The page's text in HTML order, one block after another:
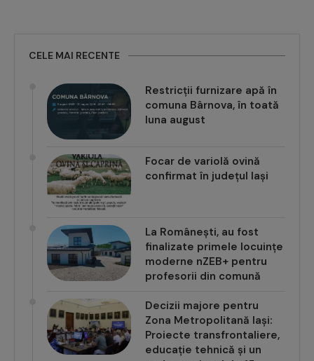
CELE MAI RECENTE
Restricții furnizare apă în
comuna Bârnova, în toată
luna august
Focar de variolă ovină
confirmat în județul Iași
La Românești, au fost
finalizate primele locuințe
moderne nZEB+ pentru
profesorii din comună
Decizii majore pentru
Zona Metropolitană Iași:
Proiecte transfrontaliere,
educație tehnică și un